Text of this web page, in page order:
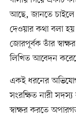
আছে, জানতে চাইলে
দেওয়ার কথা বলা
জোরপূর্বক তাঁর
লিখিত আবেদন
একই ধরনের
সংরক্ষিত নারী
স্বাক্ষর করতে